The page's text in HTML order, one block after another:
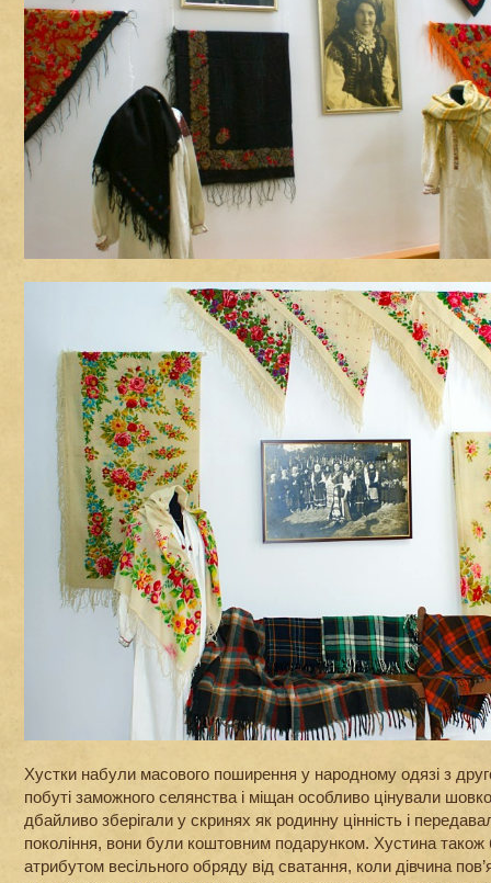
Хустки набули масового поширення у народному одязі з
побуті заможного селянства і міщан особливо цінували
дбайливо зберігали у скринях як родинну цінність і
покоління, вони були коштовним подарунком. Хустина також
атрибутом весільного обряду від сватання, коли дівчина